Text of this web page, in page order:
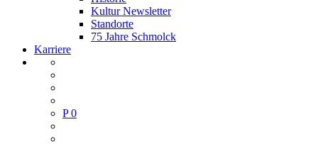
Kultur Newsletter
Standorte
75 Jahre Schmolck
Karriere
P 0